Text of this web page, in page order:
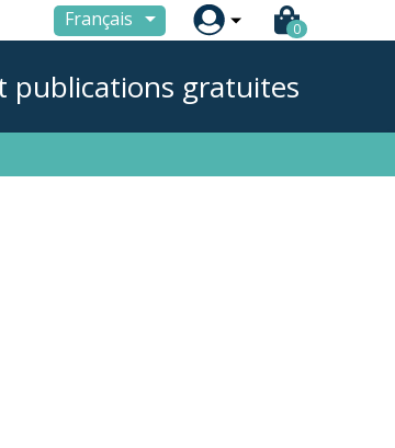
Français  0
publications gratuites